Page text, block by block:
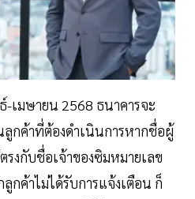
เมษายน 2568 ธนาคารจะ
กค้าที่ต้องดำเนินการหากชื่อผู้
รงกับชื่อเจ้าของซิมหมายเลข
ค้าไม่ได้รับการแจ้งเตือน ก็